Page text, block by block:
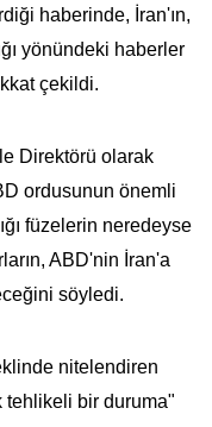
haberinde, İran'ın,
yönündeki haberler
çekildi.
Direktörü olarak
ordusunun önemli
füzelerin neredeyse
ABD'nin İran'a
söyledi.
nitelendiren
tehlikeli bir duruma"